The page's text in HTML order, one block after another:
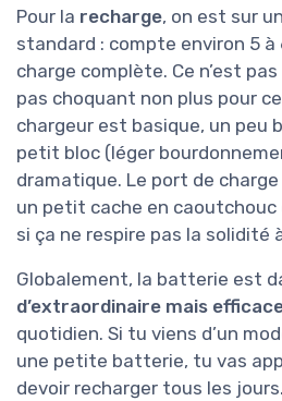
Pour la recharge, on est sur
standard : compte environ 5 à
charge complète. Ce n’est
pas choquant non plus pour
chargeur est basique, un peu
petit bloc (léger
dramatique. Le port de
un petit cache en
si ça ne respire pas la solidité
Globalement, la batterie est
d’extraordinaire mais
quotidien. Si tu viens d’un
une petite batterie, tu vas
devoir recharger tous les